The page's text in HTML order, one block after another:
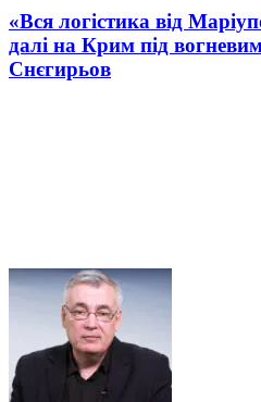
«Вся логістика від
далі на Крим під
Снєгирьов